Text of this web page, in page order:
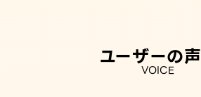
ユーザーの声
VOICE